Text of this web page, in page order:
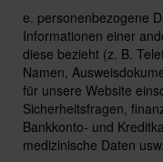
e. personenbezogene
Informationen einer
diese bezieht (z. B.
Namen,
für unsere Website
Sicherheitsfragen,
Bankkonto- und
medizinische Daten